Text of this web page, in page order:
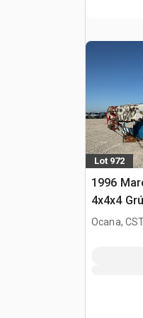
Lot 972
1996
4x4x4
Ocana,